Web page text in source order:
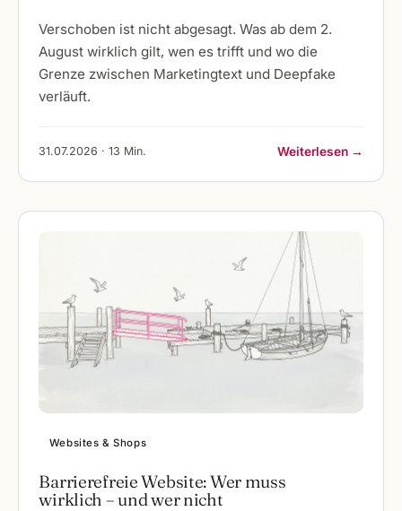
Verschoben ist nicht abgesagt. Was ab dem 2.
August wirklich gilt, wen es trifft und wo die
Grenze zwischen Marketingtext und Deepfake
verläuft.
31.07.2026 · 13 Min. Weiterlesen →
Websites & Shops
Barrierefreie Website: Wer muss
wirklich – und wer nicht